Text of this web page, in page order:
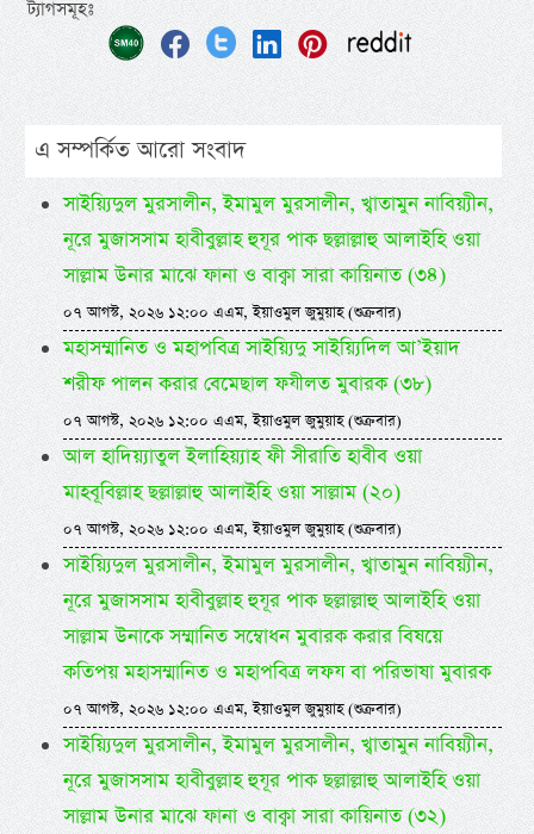
ট্যাগসমূহঃ
এ সম্পর্কিত আরো সংবাদ
সাইয়্যিদুল মুরসালীন, ইমামুল মুরসালীন, খ্বাতামুন নাবিয়্যীন,
নূরে মুজাসসাম হাবীবুল্লাহ হুযূর পাক ছল্লাল্লাহু আলাইহি ওয়া
সাল্লাম উনার মাঝে ফানা ও বাক্বা সারা কায়িনাত (৩৪)
০৭ আগস্ট, ২০২৬ ১২:০০ এএম, ইয়াওমুল জুমুয়াহ (শুক্রবার)
মহাসম্মানিত ও মহাপবিত্র সাইয়্যিদু সাইয়্যিদিল আ’ইয়াদ
শরীফ পালন করার বেমেছাল ফযীলত মুবারক (৩৮)
০৭ আগস্ট, ২০২৬ ১২:০০ এএম, ইয়াওমুল জুমুয়াহ (শুক্রবার)
আল হাদিয়্যাতুল ইলাহিয়্যাহ ফী সীরাতি হাবীব ওয়া
মাহবূবিল্লাহ ছল্লাল্লাহু আলাইহি ওয়া সাল্লাম (২০)
০৭ আগস্ট, ২০২৬ ১২:০০ এএম, ইয়াওমুল জুমুয়াহ (শুক্রবার)
সাইয়্যিদুল মুরসালীন, ইমামুল মুরসালীন, খ্বাতামুন নাবিয়্যীন,
নূরে মুজাসসাম হাবীবুল্লাহ হুযূর পাক ছল্লাল্লাহু আলাইহি ওয়া
সাল্লাম উনাকে সম্মানিত সম্বোধন মুবারক করার বিষয়ে
কতিপয় মহাসম্মানিত ও মহাপবিত্র লফয বা পরিভাষা মুবারক
০৭ আগস্ট, ২০২৬ ১২:০০ এএম, ইয়াওমুল জুমুয়াহ (শুক্রবার)
সাইয়্যিদুল মুরসালীন, ইমামুল মুরসালীন, খ্বাতামুন নাবিয়্যীন,
নূরে মুজাসসাম হাবীবুল্লাহ হুযূর পাক ছল্লাল্লাহু আলাইহি ওয়া
সাল্লাম উনার মাঝে ফানা ও বাক্বা সারা কায়িনাত (৩২)